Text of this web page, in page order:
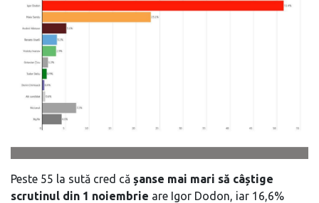
Peste 55 la sută cred că șanse mai mari să câștige
scrutinul din 1 noiembrie are Igor Dodon, iar 16,6%